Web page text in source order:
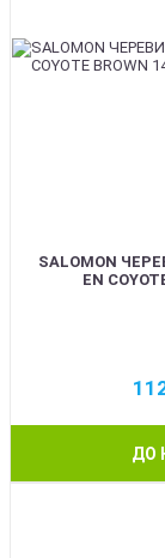
SALOMON
EN
ДО